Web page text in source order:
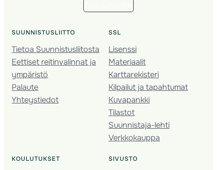
SUUNNISTUSLIITTO
Tietoa Suunnistusliitosta
Eettiset reitinvalinnat ja
ympäristö
Palaute
Yhteystiedot
SSL
Lisenssi
Materiaalit
Karttarekisteri
Kilpailut ja tapahtumat
Kuvapankki
Tilastot
Suunnistaja-lehti
Verkkokauppa
KOULUTUKSET SIVUSTO